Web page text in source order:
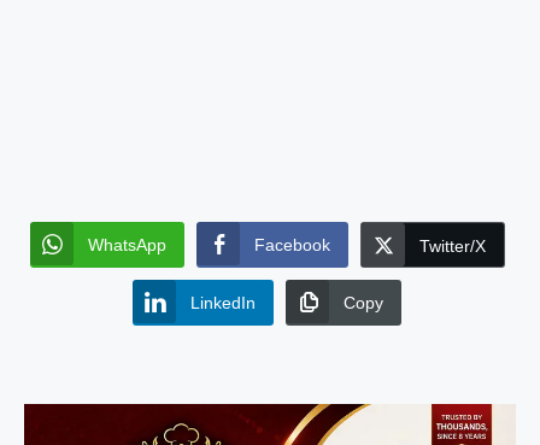
WhatsApp Facebook Twitter/X
LinkedIn Copy